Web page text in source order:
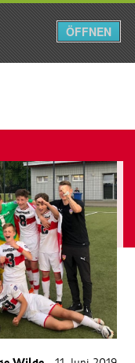
Menü
ÖFFNEN